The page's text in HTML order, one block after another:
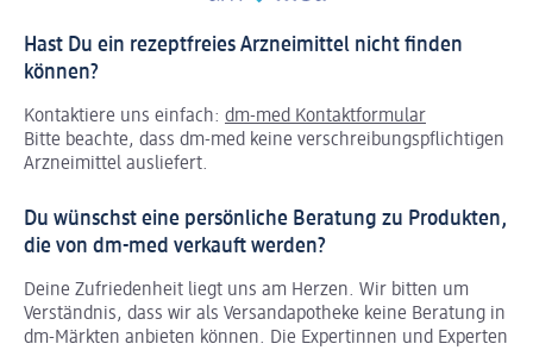
Hast Du ein rezeptfreies Arzneimittel nicht finden
können?
Kontaktiere uns einfach: dm-med Kontaktformular
Bitte beachte, dass dm-med keine verschreibungspflichtigen
Arzneimittel ausliefert.
Du wünschst eine persönliche Beratung zu Produkten,
die von dm-med verkauft werden?
Deine Zufriedenheit liegt uns am Herzen. Wir bitten um
Verständnis, dass wir als Versandapotheke keine Beratung in
dm-Märkten anbieten können. Die Expertinnen und Experten